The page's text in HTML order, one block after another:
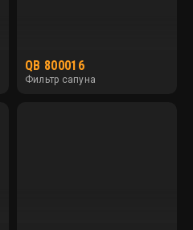
QB 800016
Фильтр сапуна